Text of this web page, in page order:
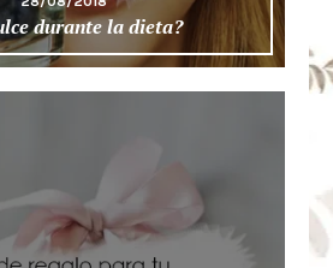
durante la dieta?